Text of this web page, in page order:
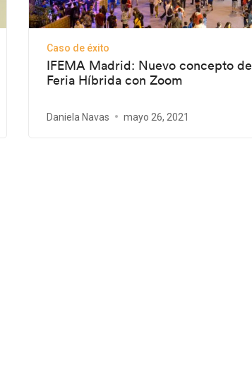
Caso de éxito
IFEMA Madrid: Nuevo concepto de
Feria Híbrida con Zoom
Daniela Navas mayo 26, 2021